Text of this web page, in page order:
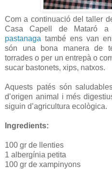
Com a continuació del taller
Casa Capell de Mataró
pastanaga també ens van
són una bona manera de
torrades o per un entrepà o
sucar bastonets, xips, natxos.
Aquests patés són
d’origen animal i més
siguin d’agricultura ecològica.
Ingredients:
100 gr de llenties
1 albergínia petita
100 gr de xampinyons